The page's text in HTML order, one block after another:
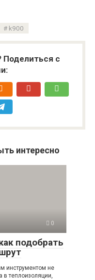
k900
Поделиться с
интересно
0
подобрать
инструментом не
теплоизоляции,